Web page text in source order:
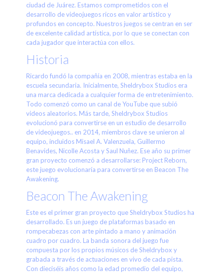
ciudad de Juárez. Estamos comprometidos con el
desarrollo de videojuegos ricos en valor artístico y
profundos en concepto. Nuestros juegos se centran en ser
de excelente calidad artística, por lo que se conectan con
cada jugador que interactúa con ellos.
Historia
Ricardo fundó la compañía en 2008, mientras estaba en la
escuela secundaria. Inicialmente, Sheldrybox Studios era
una marca dedicada a cualquier forma de entretenimiento.
Todo comenzó como un canal de YouTube que subió
videos aleatorios. Más tarde, Sheldrybox Studios
evolucionó para convertirse en un estudio de desarrollo
de videojuegos.. en 2014, miembros clave se unieron al
equipo, incluidos Misael A. Valenzuela, Guillermo
Benavides, Nicolle Acosta y Saul Nuñez. Ese año su primer
gran proyecto comenzó a desarrollarse: Project Reborn,
este juego evolucionaría para convertirse en Beacon The
Awakening.
Beacon The Awakening
Este es el primer gran proyecto que Sheldrybox Studios ha
desarrollado. Es un juego de plataformas basado en
rompecabezas con arte pintado a mano y animación
cuadro por cuadro. La banda sonora del juego fue
compuesta por los propios músicos de Sheldrybox y
grabada a través de actuaciones en vivo de cada pista.
Con dieciséis años como la edad promedio del equipo,